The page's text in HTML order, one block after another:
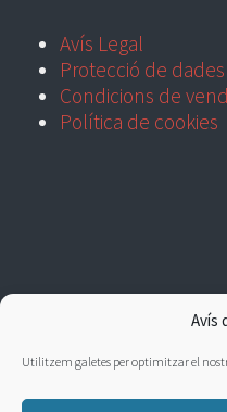
Avís
Utilitzem galetes per optimitzar el
Avís Legal
Protecció de dades
Condicions de
Política de cookies